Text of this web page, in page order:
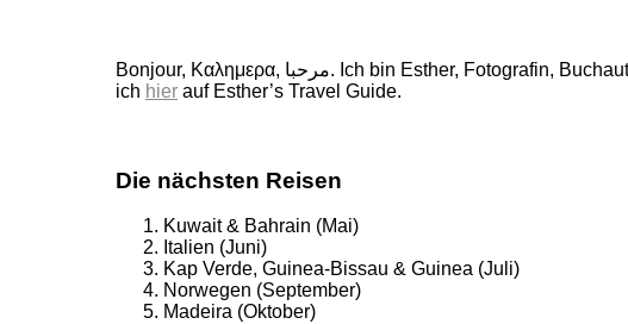
Bonjour, Καλημερα, مرحبا. Ich bin Esther, Fotografin, Buchautorin und Weltenbummlerin. 160 wunderschöne Länder durfte ich schon bereisen, von ihnen erzähle
ich hier auf Esther’s Travel Guide.
Die nächsten Reisen
Kuwait & Bahrain (Mai)
Italien (Juni)
Kap Verde, Guinea-Bissau & Guinea (Juli)
Norwegen (September)
Madeira (Oktober)